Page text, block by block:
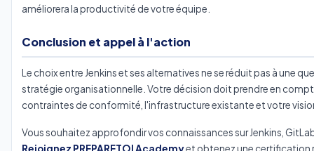
améliorera la productivité de votre équipe.
Conclusion et appel à l'action
Le choix entre Jenkins et ses alternatives ne se réduit pas à une
stratégie organisationnelle. Votre décision doit prendre en
contraintes de conformité, l'infrastructure existante et votre
Vous souhaitez approfondir vos connaissances sur Jenkins,
Rejoignez PREPARETOI Academyet obtenez une certification